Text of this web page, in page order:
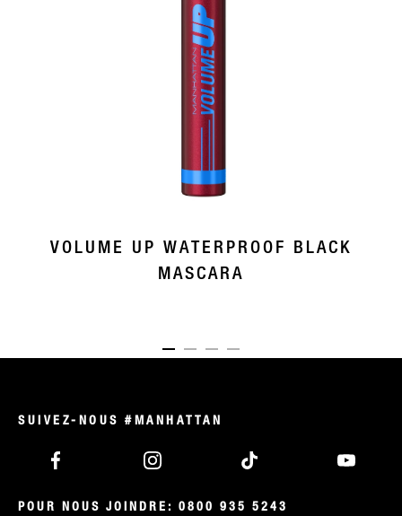
VOLUME UP WATERPROOF BLACK
MASCARA
ITEM 01 (CURRENT SLIDE)
ITEM 02ITEM 03ITEM 04
SUIVEZ-NOUS #MANHATTAN
POUR NOUS JOINDRE: 0800 935 5243